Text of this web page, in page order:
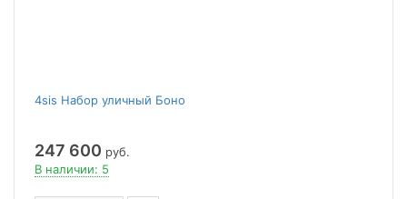
4sis Набор уличный Боно
247 600 руб.
В наличии: 5